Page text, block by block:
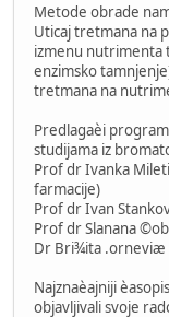
Metode obrade
Uticaj tretmana na
izmenu nutrimenta
enzimsko
tretmana na
Predlagaèi
studijama iz
Prof dr Ivanka
farmacije)
Prof dr Ivan
Prof dr Slanana
Dr Bri¾ita .orneviæ
Najznaèajniji
objavljivali svoje